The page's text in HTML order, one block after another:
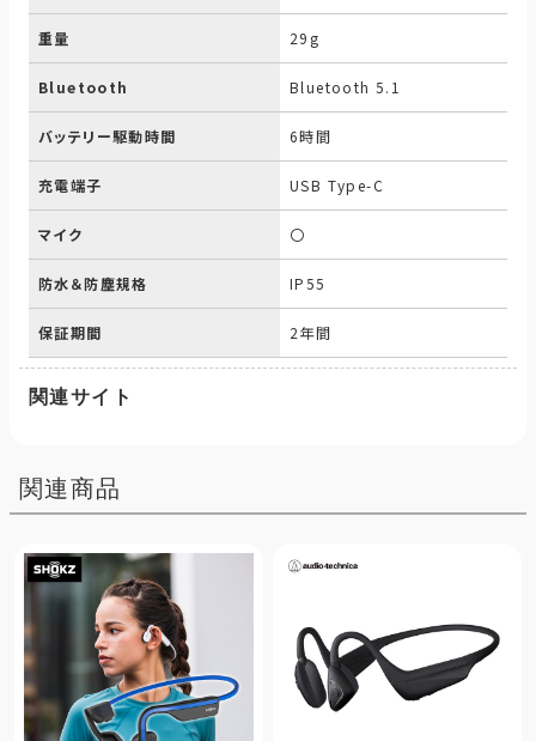
重量 29g
Bluetooth Bluetooth 5.1
バッテリー駆動時間 6時間
充電端子 USB Type-C
マイク 〇
防水＆防塵規格 IP55
保証期間 2年間
関連サイト
関連商品